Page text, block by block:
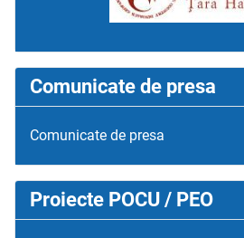
Comunicate de presa
Comunicate de presa
Proiecte POCU / PEO